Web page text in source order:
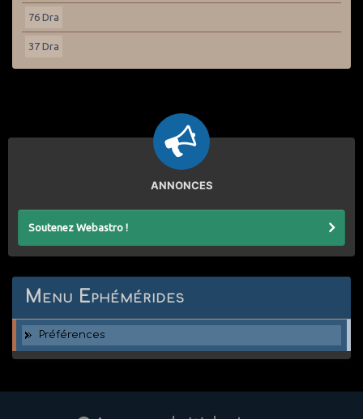
76 Dra
37 Dra
ANNONCES
Soutenez Webastro !
Menu Ephémérides
Préférences